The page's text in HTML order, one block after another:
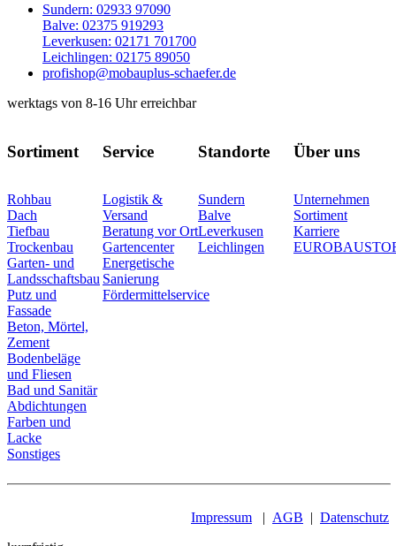
Sundern: 02933 97090
Balve: 02375 919293
Leverkusen: 02171 701700
Leichlingen: 02175 89050
profishop@mobauplus-schaefer.de
werktags von 8-16 Uhr erreichbar
Sortiment
Rohbau
Dach
Tiefbau
Trockenbau
Garten- und
Landsschaftsbau
Putz und
Fassade
Beton, Mörtel,
Zement
Bodenbeläge
und Fliesen
Bad und Sanitär
Abdichtungen
Farben und
Lacke
Sonstiges
Service
Logistik &
Versand
Beratung vor Ort
Gartencenter
Energetische
Sanierung
Fördermittelservice
Standorte
Sundern
Balve
Leverkusen
Leichlingen
Über uns
Unternehmen
Sortiment
Karriere
Impressum | AGB | Datenschutz